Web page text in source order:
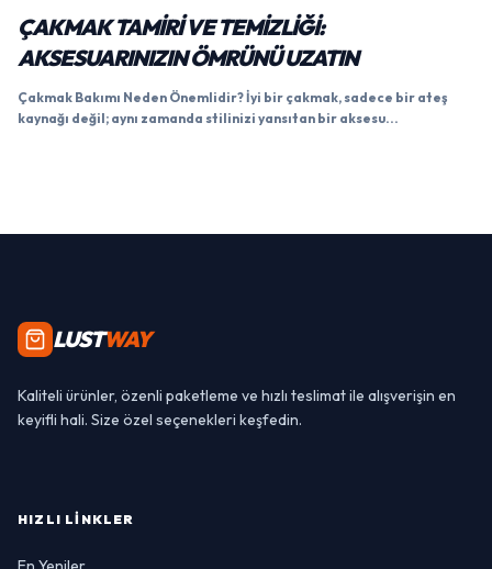
ÇAKMAK TAMIRI VE TEMIZLIĞI:
AKSESUARINIZIN ÖMRÜNÜ UZATIN
Çakmak Bakımı Neden Önemlidir? İyi bir çakmak, sadece bir ateş
kaynağı değil; aynı zamanda stilinizi yansıtan bir aksesu...
LUSTWAY
Kaliteli ürünler, özenli paketleme ve hızlı teslimat ile alışverişin en
keyifli hali. Size özel seçenekleri keşfedin.
HIZLI LINKLER